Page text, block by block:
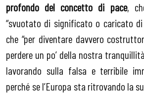
profondo del concetto di pace,
“svuotato di significato o caricato di
che “per diventare davvero
perdere un po’ della nostra
lavorando sulla falsa e terribile
perché se l’Europa sta ritrovando la